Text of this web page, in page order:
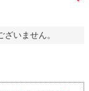
いません。